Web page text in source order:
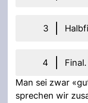
3
4
Final.
Man sei zwar
sprechen wir